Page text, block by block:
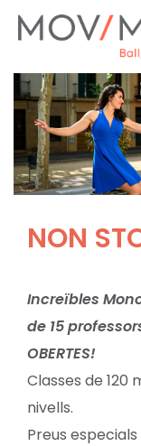
NON
Increïbles
de 15
OBERTES!
Classes de
nivells.
Preus